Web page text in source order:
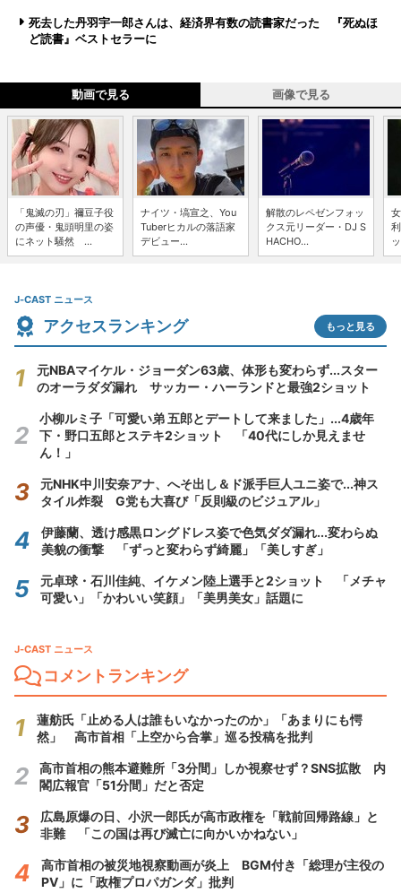
死去した丹羽宇一郎さんは、経済界有数の読書家だった 『死ぬほ
ど読書』ベストセラーに
動画で見る 画像で見る
「鬼滅の刃」禰豆子役
の声優・鬼頭明里の姿
にネット騒然 ...
ナイツ・塙宣之、You
Tuberヒカルの落語家
デビュー...
解散のレペゼンフォッ
クス元リーダー・DJ S
HACHO...
J-CAST ニュース
アクセスランキング もっと見る
元NBAマイケル・ジョーダン63歳、体形も変わらず...スター
のオーラダダ漏れ サッカー・ハーランドと最強2ショット
小柳ルミ子「可愛い弟 五郎とデートして来ました」...4歳年
下・野口五郎とステキ2ショット 「40代にしか見えませ
ん！」
元NHK中川安奈アナ、へそ出し＆ド派手巨人ユニ姿で...神ス
タイル炸裂 G党も大喜び「反則級のビジュアル」
伊藤蘭、透け感黒ロングドレス姿で色気ダダ漏れ...変わらぬ
美貌の衝撃 「ずっと変わらず綺麗」「美しすぎ」
元卓球・石川佳純、イケメン陸上選手と2ショット 「メチャ
可愛い」「かわいい笑顔」「美男美女」話題に
J-CAST ニュース
コメントランキング
蓮舫氏「止める人は誰もいなかったのか」「あまりにも愕
然」 高市首相「上空から合掌」巡る投稿を批判
高市首相の熊本避難所「3分間」しか視察せず？SNS拡散 内
閣広報官「51分間」だと否定
広島原爆の日、小沢一郎氏が高市政権を「戦前回帰路線」と
非難 「この国は再び滅亡に向かいかねない」
高市首相の被災地視察動画が炎上 BGM付き「総理が主役の
PV」に「政権プロパガンダ」批判